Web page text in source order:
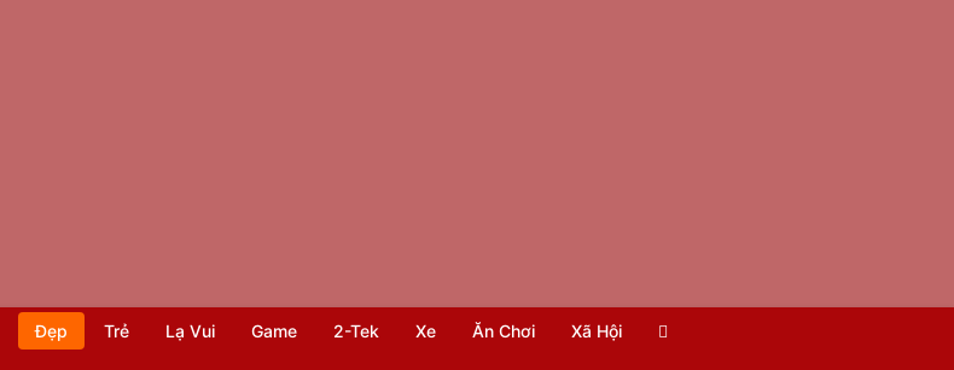
Đẹp Trẻ Lạ Vui Game 2-Tek Xe Ăn Chơi Xã Hội